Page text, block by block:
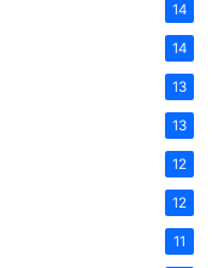
14
14
13
13
12
12
11